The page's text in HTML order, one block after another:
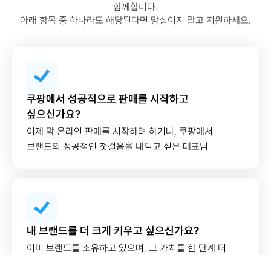
함께합니다.
아래 항목 중 하나라도 해당된다면 망설이지 말고 지원하세요.
쿠팡에서 성공적으로 판매를 시작하고
싶으신가요?
이제 막 온라인 판매를 시작하려 하거나, 쿠팡에서
브랜드의 성공적인 첫걸음을 내딛고 싶은 대표님
내 브랜드를 더 크게 키우고 싶으신가요?
이미 브랜드를 소유하고 있으며, 그 가치를 한 단계 더